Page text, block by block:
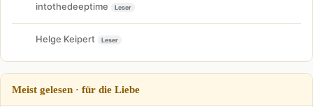
intothedeeptime Leser
Helge Keipert Leser
Meist gelesen · für die Liebe